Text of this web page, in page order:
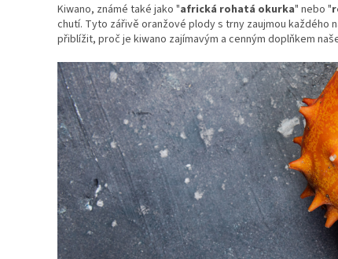
Kiwano, známé také jako "africká rohatá okurka" nebo "
chutí. Tyto zářivě oranžové plody s trny zaujmou každého
přiblížit, proč je kiwano zajímavým a cenným doplňkem